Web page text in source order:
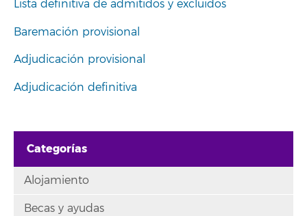
Lista definitiva de admitidos y excluidos
Baremación provisional
Adjudicación provisional
Adjudicación definitiva
Categorías
Alojamiento
Becas y ayudas